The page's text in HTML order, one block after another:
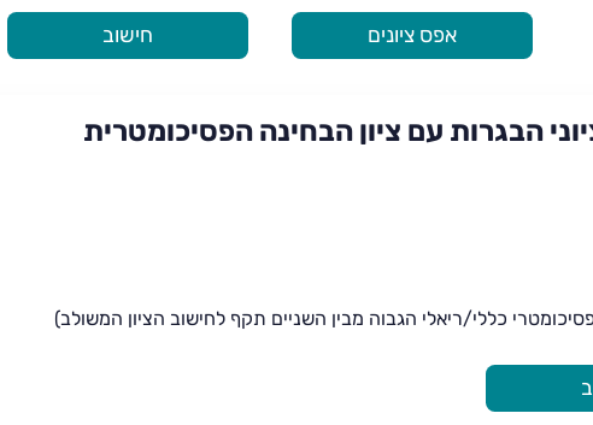
אפס ציונים חישוב
הבגרות עם ציון הבחינה הפסיכומטרית
פסיכומטרי כללי/ריאלי הגבוה מבין השניים תקף לחישוב הציון המשולב)